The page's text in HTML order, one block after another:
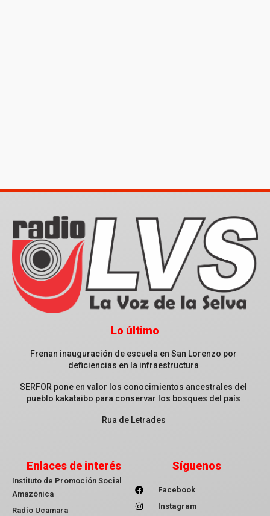
Lo último
Frenan inauguración de escuela en San Lorenzo por
deficiencias en la infraestructura
SERFOR pone en valor los conocimientos ancestrales del
pueblo kakataibo para conservar los bosques del país
Rua de Letrades
Enlaces de interés
Instituto de Promoción Social
Amazónica
Radio Ucamara
Síguenos
Facebook
Instagram